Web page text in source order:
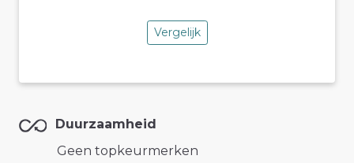
Vergelijk
Duurzaamheid
Geen topkeurmerken